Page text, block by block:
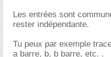
Les entrées sont
rester indépendante.
Tu peux par exemple
a barre, b, b barre, etc. .